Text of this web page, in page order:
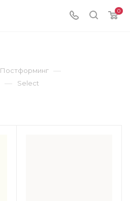
0
Постформинг —
— Select